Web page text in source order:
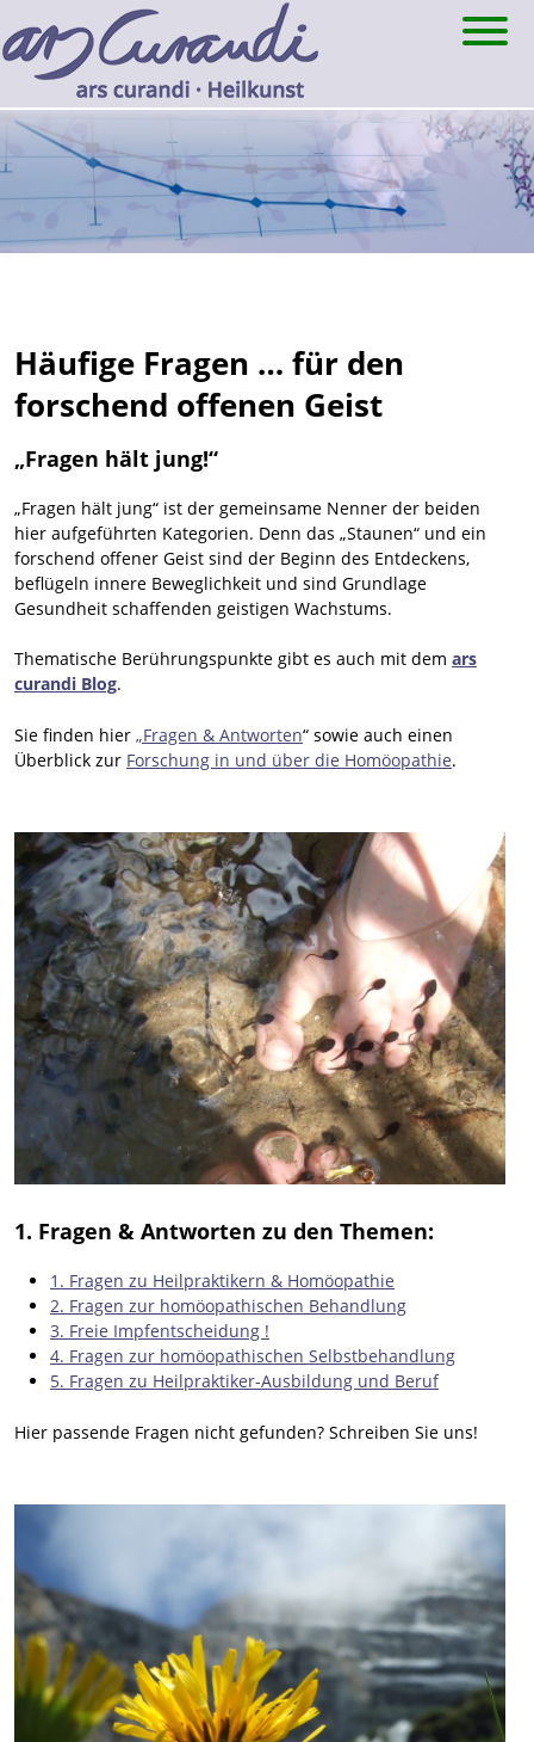
to
content
Häufige Fragen … für den
forschend offenen Geist
„Fragen hält jung!“
„Fragen hält jung“ ist der gemeinsame Nenner der beiden
hier aufgeführten Kategorien. Denn das „Staunen“ und ein
forschend offener Geist sind der Beginn des Entdeckens,
beflügeln innere Beweglichkeit und sind Grundlage
Gesundheit schaffenden geistigen Wachstums.
Thematische Berührungspunkte gibt es auch mit dem ars
curandi Blog.
Sie finden hier „Fragen & Antworten“ sowie auch einen
Überblick zur Forschung in und über die Homöopathie.
1. Fragen & Antworten zu den Themen:
1. Fragen zu Heilpraktikern & Homöopathie
2. Fragen zur homöopathischen Behandlung
3. Freie Impfentscheidung !
4. Fragen zur homöopathischen Selbstbehandlung
5. Fragen zu Heilpraktiker-Ausbildung und Beruf
Hier passende Fragen nicht gefunden? Schreiben Sie uns!